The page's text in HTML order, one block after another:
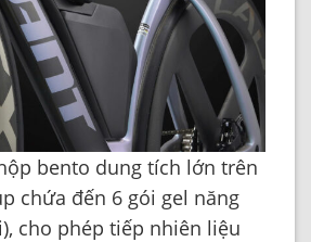
bento dung tích lớn trên
chứa đến 6 gói gel năng
cho phép tiếp nhiên liệu